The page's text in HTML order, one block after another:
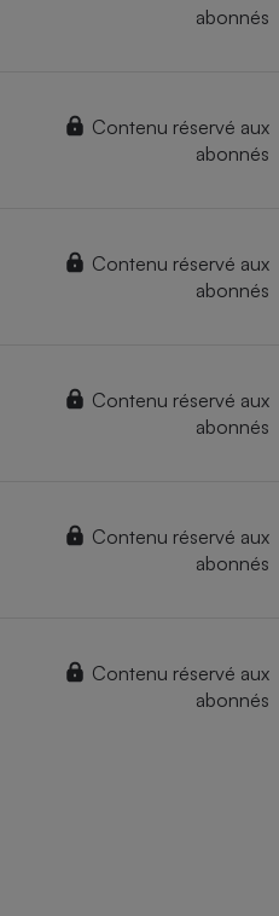
abonnés
Contenu réservé aux
abonnés
Contenu réservé aux
abonnés
Contenu réservé aux
abonnés
Contenu réservé aux
abonnés
Contenu réservé aux
abonnés